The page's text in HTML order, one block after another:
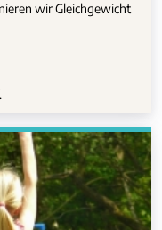
wir Gleichgewicht